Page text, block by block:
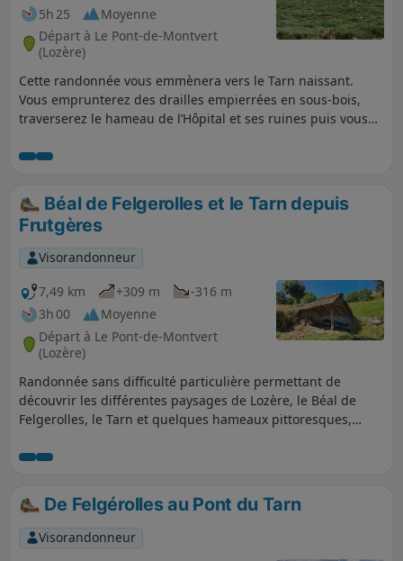
5h 25
Moyenne
Départ à Le Pont-de-Montvert
(Lozère)
Cette randonnée vous emmènera vers le Tarn naissant.
Vous emprunterez des drailles empierrées en sous-bois,
traverserez le hameau de l’Hôpital et ses ruines puis vous
pâturages et les chaos de rochers de granit pour arriver au
longerez le Tarn avec son eau claire émaillée de rochers
émergeant de la surface et offrant le loisir d’une baignade
avant de redescendre vers le point de départ.
Béal de Felgerolles et le Tarn depuis
Frutgères
Visorandonneur
7,49 km
+309 m
-316 m
3h 00
Moyenne
Départ à Le Pont-de-Montvert
(Lozère)
Randonnée sans difficulté particulière permettant de
découvrir les différentes paysages de Lozère, le Béal de
Felgerolles, le Tarn et quelques hameaux pittoresques,
vues sur les paysages des Cévennes. Les parties en sous-
De Felgérolles au Pont du Tarn
Visorandonneur